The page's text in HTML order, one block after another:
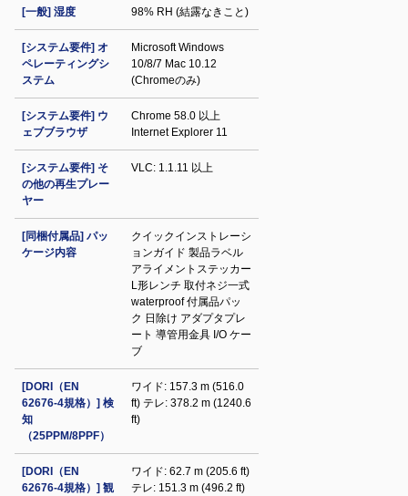
[一般] 湿度 98% RH (結露なきこと)
[システム要件] オ
ペレーティングシ
ステム
Microsoft Windows
10/8/7 Mac 10.12
(Chromeのみ)
[システム要件] ウ
ェブブラウザ
Chrome 58.0 以上
Internet Explorer 11
[システム要件] そ
の他の再生プレー
ヤー
VLC: 1.1.11 以上
[同梱付属品] パッ
ケージ内容
クイックインストレーシ
ョンガイド 製品ラベル
アライメントステッカー
L形レンチ 取付ネジ一式
waterproof 付属品パッ
ク 日除け アダプタプレ
ート 導管用金具 I/O ケー
ブ
[DORI（EN
62676-4規格）] 検
知
（25PPM/8PPF）
ワイド: 157.3 m (516.0
ft) テレ: 378.2 m (1240.6
ft)
[DORI（EN
62676-4規格）] 観
ワイド: 62.7 m (205.6 ft)
テレ: 151.3 m (496.2 ft)